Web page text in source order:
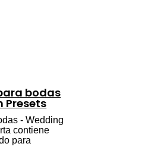
bodas
Presets
- Wedding
contiene
para